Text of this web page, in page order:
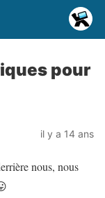
pour
il y a 14 ans
nous, nous